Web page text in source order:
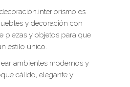
es
y decoración con
piezas y objetos para que
estilo único.
ambientes modernos y
cálido, elegante y